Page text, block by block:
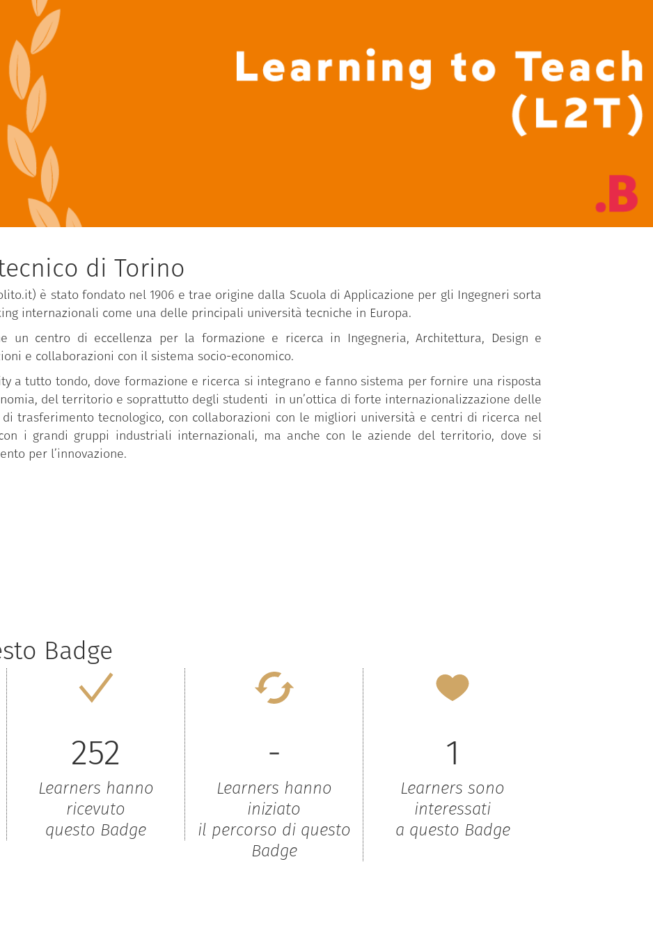
di Torino
è stato fondato nel 1906 e trae origine dalla Scuola di Applicazione per gli Ingegneri sorta
internazionali come una delle principali università tecniche in Europa.
un centro di eccellenza per la formazione e ricerca in Ingegneria, Architettura, Design e
e collaborazioni con il sistema socio-economico.
a tutto tondo, dove formazione e ricerca si integrano e fanno sistema per fornire una risposta
del territorio e soprattutto degli studenti in un’ottica di forte internazionalizzazione delle
trasferimento tecnologico, con collaborazioni con le migliori università e centri di ricerca nel
i grandi gruppi industriali internazionali, ma anche con le aziende del territorio, dove si
per l’innovazione.
Badge
252
Learners hanno
ricevuto
questo Badge
-
Learners hanno
iniziato
il percorso di questo
Badge
1
Learners sono
interessati
a questo Badge